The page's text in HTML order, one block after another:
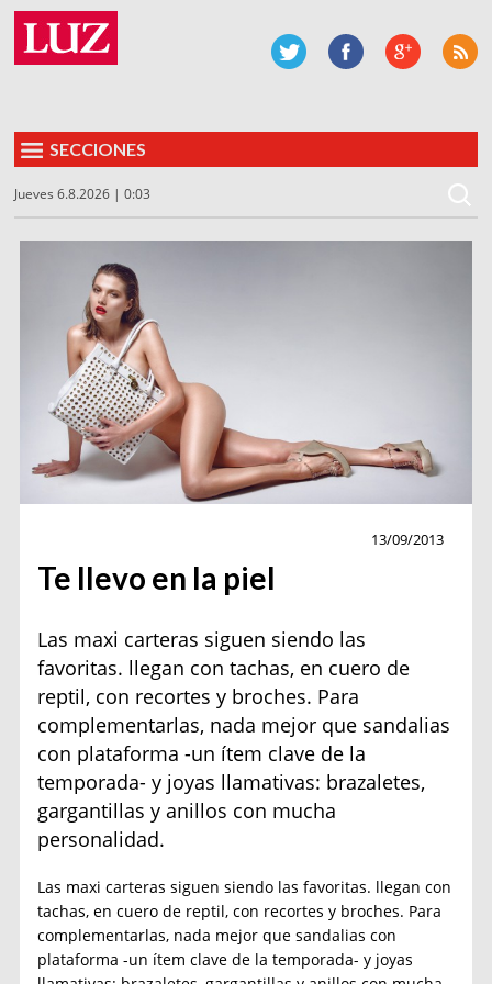
SECCIONES
Jueves 6.8.2026 | 0:03
13/09/2013
Te llevo en la piel
Las maxi carteras siguen siendo las
favoritas. llegan con tachas, en cuero de
reptil, con recortes y broches. Para
complementarlas, nada mejor que sandalias
con plataforma -un ítem clave de la
temporada- y joyas llamativas: brazaletes,
gargantillas y anillos con mucha
personalidad.
Las maxi carteras siguen siendo las favoritas. llegan con
tachas, en cuero de reptil, con recortes y broches. Para
complementarlas, nada mejor que sandalias con
plataforma -un ítem clave de la temporada- y joyas